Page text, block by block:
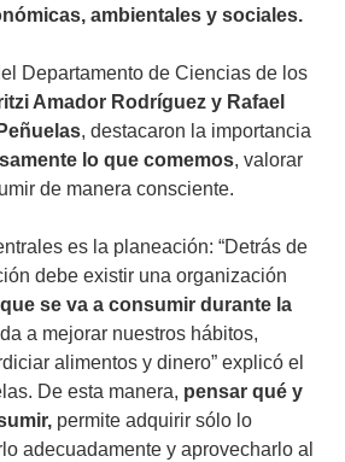
ambientales y sociales.
Departamento de Ciencias de los
Amador Rodríguez y Rafael
, destacaron la importancia
lo que comemos, valorar
de manera consciente.
es la planeación: “Detrás de
debe existir una organización
se va a consumir durante la
a mejorar nuestros hábitos,
alimentos y dinero” explicó el
De esta manera, pensar qué y
permite adquirir sólo lo
adecuadamente y aprovecharlo al